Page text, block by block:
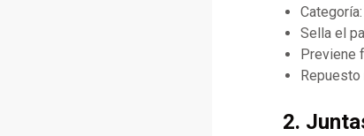
Sella el
Previene
2.